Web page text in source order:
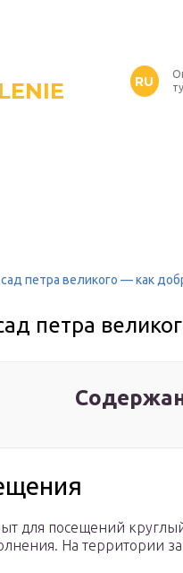
RU
петра великого — как
петра
для посещений
На территории